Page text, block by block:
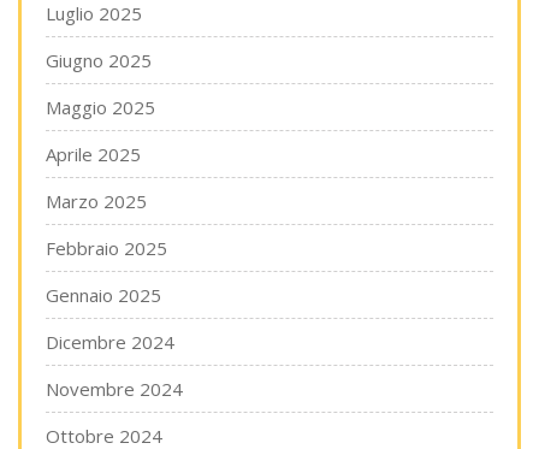
Luglio 2025
Giugno 2025
Maggio 2025
Aprile 2025
Marzo 2025
Febbraio 2025
Gennaio 2025
Dicembre 2024
Novembre 2024
Ottobre 2024